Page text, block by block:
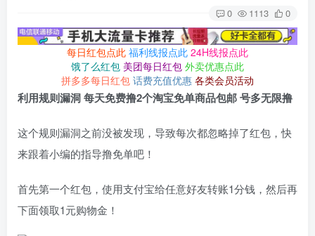
0 1113 0
每日红包点此 福利线报点此 24H线报点此
饿了么红包 美团每日红包 外卖优惠点此
拼多多每日红包 话费充值优惠 各类会员活动
利用规则漏洞 每天免费撸2个淘宝免单商品包邮 号多无限撸
这个规则漏洞之前没被发现，导致每次都忽略掉了红包，快
来跟着小编的指导撸免单吧！
首先第一个红包，使用支付宝给任意好友转账1分钱，然后再
下面领取1元购物金！